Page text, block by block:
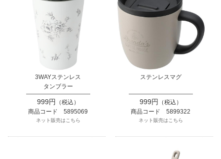
3WAYステンレス
タンブラー
999円
（税込）
商品コード 5895069
ネット販売はこちら
ステンレスマグ
999円
（税込）
商品コード 5899322
ネット販売はこちら